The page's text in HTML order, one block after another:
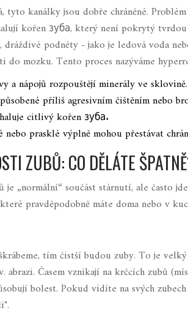
tyto kanálky jsou dobře chráněné.
kořen зуба, který není pokrytý
dráždivé podněty - jako je ledová voda
do mozku. Tento proces nazýváme
a nápojů rozpouštějí minerály ve sklovině.
příliš agresivním čištěním nebo
citlivý kořen зуба.
nebo prasklé výplně mohou přestávat
ZUBŮ: CO DĚLÁTE
„normální“ součást stárnutí, ale často
pravděpodobně máte doma nebo v
tím čistší budou zuby. To je
Časem vznikají na krčcích zubů
bolest. Pokud vidíte na svých